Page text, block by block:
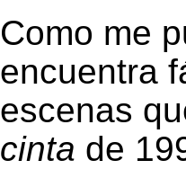
Como me
encuentra
escenas
cinta de